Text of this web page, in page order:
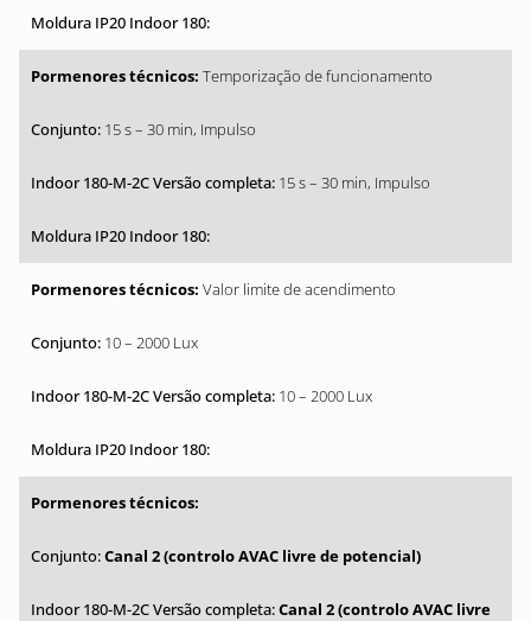
Temporização de funcionamento
15 s – 30 min, Impulso
15 s – 30 min, Impulso
Valor limite de acendimento
10 – 2000 Lux
10 – 2000 Lux
Canal 2 (controlo AVAC livre de potencial)
Canal 2 (controlo AVAC livre